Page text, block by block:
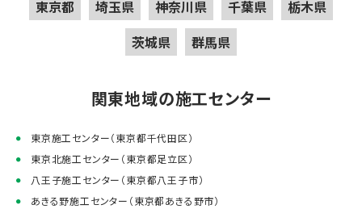
東京都 埼玉県 神奈川県 千葉県
栃木県
茨城県
群馬県
関東地域の施工センター
東京施工センター（東京都千代田区）
東京北施工センター（東京都足立区）
八王子施工センター（東京都八王子市）
あきる野施工センター（東京都あきる野市）